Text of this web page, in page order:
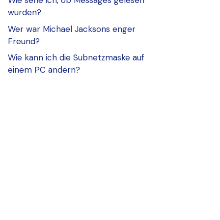
wurden?
Wer war Michael Jacksons enger
Freund?
Wie kann ich die Subnetzmaske auf
einem PC ändern?